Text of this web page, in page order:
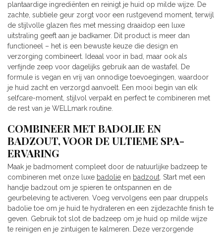
plantaardige ingrediënten en reinigt je huid op milde wijze. De
zachte, subtiele geur zorgt voor een rustgevend moment, terwijl
de stijlvolle glazen fles met messing draaidop een luxe
uitstraling geeft aan je badkamer. Dit product is meer dan
functioneel – het is een bewuste keuze die design en
verzorging combineert. Ideaal voor in bad, maar ook als
verfijnde zeep voor dagelijks gebruik aan de wastafel. De
formule is vegan en vrij van onnodige toevoegingen, waardoor
je huid zacht en verzorgd aanvoelt. Een mooi begin van elk
selfcare-moment, stijlvol verpakt en perfect te combineren met
de rest van je WELLmark routine.
COMBINEER MET BADOLIE EN
BADZOUT, VOOR DE ULTIEME SPA-
ERVARING
Maak je badmoment compleet door de natuurlijke badzeep te
combineren met onze luxe badolie en badzout . Start met een
handje badzout om je spieren te ontspannen en de
geurbeleving te activeren. Voeg vervolgens een paar druppels
badolie toe om je huid te hydrateren en een zijdezachte finish te
geven. Gebruik tot slot de badzeep om je huid op milde wijze
te reinigen en je zintuigen te kalmeren. Deze verzorgende